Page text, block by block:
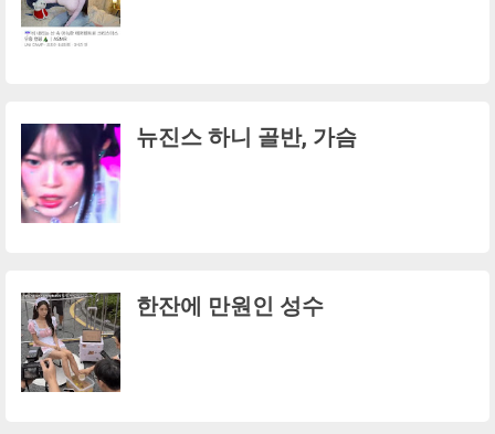
뉴진스 하니 골반, 가슴
한잔에 만원인 성수